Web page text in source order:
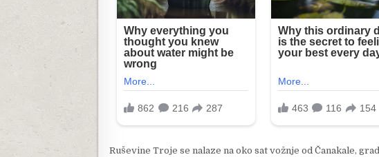
Ruševine Troje se nalaze na oko sat vožnje od Čanakale,